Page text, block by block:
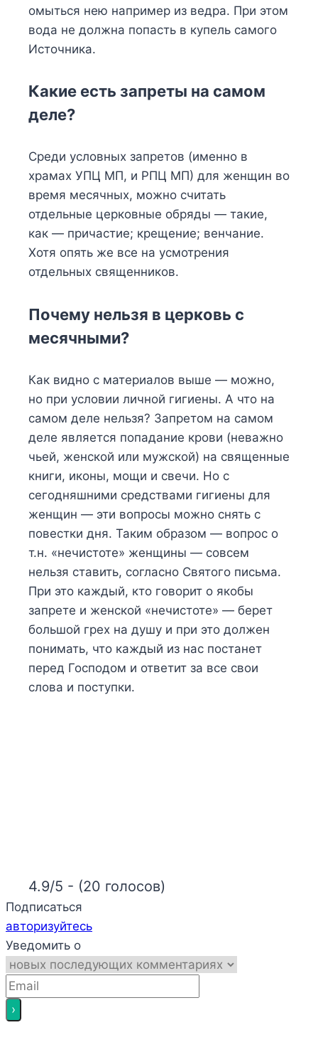
омыться нею например из ведра. При этом
вода не должна попасть в купель самого
Источника.
Какие есть запреты на самом
деле?
Среди условных запретов (именно в
храмах УПЦ МП, и РПЦ МП) для женщин во
время месячных, можно считать
отдельные церковные обряды — такие,
как — причастие; крещение; венчание.
Хотя опять же все на усмотрения
отдельных священников.
Почему нельзя в церковь с
месячными?
Как видно с материалов выше — можно,
но при условии личной гигиены. А что на
самом деле нельзя? Запретом на самом
деле является попадание крови (неважно
чьей, женской или мужской) на священные
книги, иконы, мощи и свечи. Но с
сегодняшними средствами гигиены для
женщин — эти вопросы можно снять с
повестки дня. Таким образом — вопрос о
т.н. «нечистоте» женщины — совсем
нельзя ставить, согласно Святого письма.
При это каждый, кто говорит о якобы
запрете и женской «нечистоте» — берет
большой грех на душу и при это должен
понимать, что каждый из нас постанет
перед Господом и ответит за все свои
слова и поступки.
4.9/5 - (20 голосов)
Подписаться
авторизуйтесь
Уведомить о